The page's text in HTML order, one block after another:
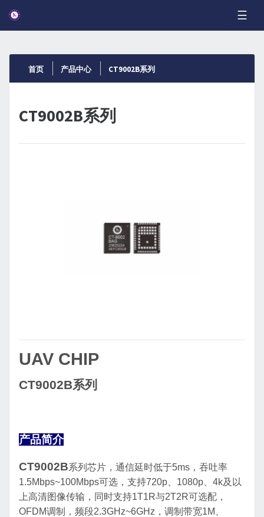
☰
首页 产品中心 CT9002B系列
CT9002B系列
UAV CHIP
CT9002B系列
产品简介
CT9002B系列芯片 ，通信延时低于5ms ，吞吐率
1.5Mbps~100Mbps可选 ， 支持720p 1080p 4k及以
上高清图像传输 ， 同时支持1T1R与2T2R可选配 ，
OFDM调制，频段2.3GHz~6GHz ， 调制带宽1M